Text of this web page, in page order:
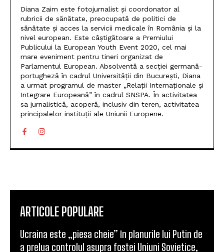
Diana Zaim este fotojurnalist și coordonator al
rubricii de sănătate, preocupată de politici de
sănătate și acces la servicii medicale în România și la
nivel european. Este câștigătoare a Premiului
Publicului la European Youth Event 2020, cel mai
mare eveniment pentru tineri organizat de
Parlamentul European. Absolventă a secției germană-
portugheză în cadrul Universității din București, Diana
a urmat programul de master „Relații Internaționale și
Integrare Europeană” în cadrul SNSPA. În activitatea
sa jurnalistică, acoperă, inclusiv din teren, activitatea
principalelor instituții ale Uniunii Europene.
ARTICOLE POPULARE
Ucraina este „piesa cheie” în planurile lui Putin de
a prelua controlul asupra fostei Uniuni Sovietice,